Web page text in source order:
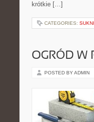
krótkie […]
CATEGORIES:
OGRÓD W
POSTED BY ADMIN